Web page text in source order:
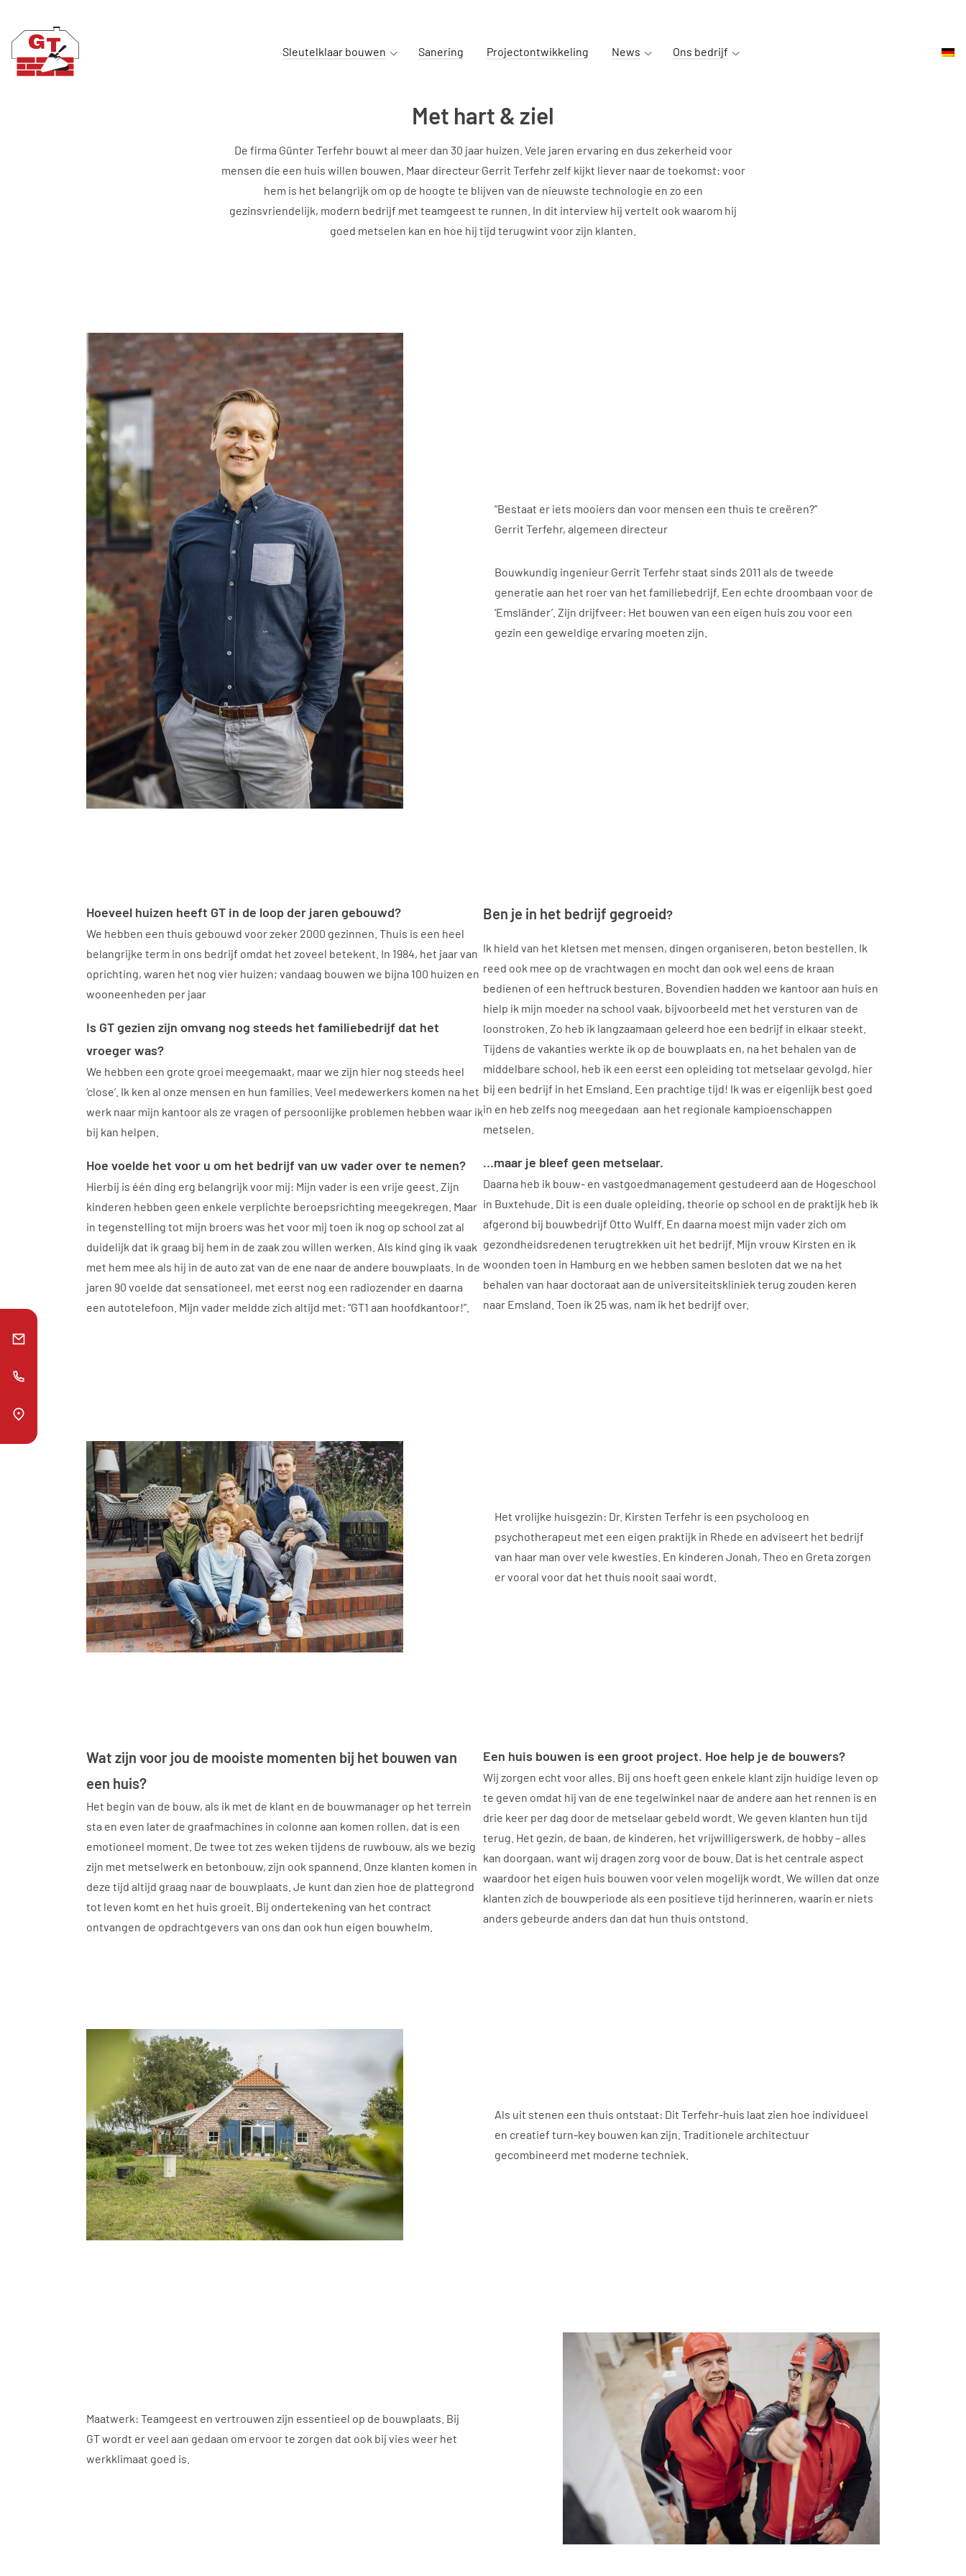
Sleutelklaar bouwen Sanering Projectontwikkeling News Ons bedrijf
Met hart & ziel
De firma Günter Terfehr bouwt al meer dan 30 jaar huizen. Vele jaren ervaring en dus zekerheid voor
mensen die een huis willen bouwen. Maar directeur Gerrit Terfehr zelf kijkt liever naar de toekomst: voor
hem is het belangrijk om op de hoogte te blijven van de nieuwste technologie en zo een
gezinsvriendelijk, modern bedrijf met teamgeest te runnen. In dit interview hij vertelt ook waarom hij
goed metselen kan en hoe hij tijd terugwint voor zijn klanten.
“Bestaat er iets mooiers dan voor mensen een thuis te creëren?”
Gerrit Terfehr, algemeen directeur
Bouwkundig ingenieur Gerrit Terfehr staat sinds 2011 als de tweede
generatie aan het roer van het familiebedrijf. Een echte droombaan voor de
‘Emsländer’. Zijn drijfveer: Het bouwen van een eigen huis zou voor een
gezin een geweldige ervaring moeten zijn.
Hoeveel huizen heeft GT in de loop der jaren gebouwd?
We hebben een thuis gebouwd voor zeker 2000 gezinnen. Thuis is een heel
belangrijke term in ons bedrijf omdat het zoveel betekent. In 1984, het jaar van
oprichting, waren het nog vier huizen; vandaag bouwen we bijna 100 huizen en
wooneenheden per jaar
Is GT gezien zijn omvang nog steeds het familiebedrijf dat het
vroeger was?
We hebben een grote groei meegemaakt, maar we zijn hier nog steeds heel
‘close’. Ik ken al onze mensen en hun families. Veel medewerkers komen na het
werk naar mijn kantoor als ze vragen of persoonlijke problemen hebben waar ik
bij kan helpen.
Hoe voelde het voor u om het bedrijf van uw vader over te nemen?
Hierbij is één ding erg belangrijk voor mij: Mijn vader is een vrije geest. Zijn
kinderen hebben geen enkele verplichte beroepsrichting meegekregen. Maar
in tegenstelling tot mijn broers was het voor mij toen ik nog op school zat al
duidelijk dat ik graag bij hem in de zaak zou willen werken. Als kind ging ik vaak
met hem mee als hij in de auto zat van de ene naar de andere bouwplaats. In de
jaren 90 voelde dat sensationeel, met eerst nog een radiozender en daarna
een autotelefoon. Mijn vader meldde zich altijd met: “GT1 aan hoofdkantoor!”.
Ben je in het bedrijf gegroeid?
Ik hield van het kletsen met mensen, dingen organiseren, beton bestellen. Ik
reed ook mee op de vrachtwagen en mocht dan ook wel eens de kraan
bedienen of een heftruck besturen. Bovendien hadden we kantoor aan huis en
hielp ik mijn moeder na school vaak, bijvoorbeeld met het versturen van de
loonstroken. Zo heb ik langzaamaan geleerd hoe een bedrijf in elkaar steekt.
Tijdens de vakanties werkte ik op de bouwplaats en, na het behalen van de
middelbare school, heb ik een eerst een opleiding tot metselaar gevolgd, hier
bij een bedrijf in het Emsland. Een prachtige tijd! Ik was er eigenlijk best goed
in en heb zelfs nog meegedaan aan het regionale kampioenschappen
metselen.
…maar je bleef geen metselaar.
Daarna heb ik bouw- en vastgoedmanagement gestudeerd aan de Hogeschool
in Buxtehude. Dit is een duale opleiding, theorie op school en de praktijk heb ik
afgerond bij bouwbedrijf Otto Wulff. En daarna moest mijn vader zich om
gezondheidsredenen terugtrekken uit het bedrijf. Mijn vrouw Kirsten en ik
woonden toen in Hamburg en we hebben samen besloten dat we na het
behalen van haar doctoraat aan de universiteitskliniek terug zouden keren
naar Emsland. Toen ik 25 was, nam ik het bedrijf over.
Het vrolijke huisgezin: Dr. Kirsten Terfehr is een psycholoog en
psychotherapeut met een eigen praktijk in Rhede en adviseert het bedrijf
van haar man over vele kwesties. En kinderen Jonah, Theo en Greta zorgen
er vooral voor dat het thuis nooit saai wordt.
Wat zijn voor jou de mooiste momenten bij het bouwen van
een huis?
Het begin van de bouw, als ik met de klant en de bouwmanager op het terrein
sta en even later de graafmachines in colonne aan komen rollen, dat is een
emotioneel moment. De twee tot zes weken tijdens de ruwbouw, als we bezig
zijn met metselwerk en betonbouw, zijn ook spannend. Onze klanten komen in
deze tijd altijd graag naar de bouwplaats. Je kunt dan zien hoe de plattegrond
tot leven komt en het huis groeit. Bij ondertekening van het contract
ontvangen de opdrachtgevers van ons dan ook hun eigen bouwhelm.
Een huis bouwen is een groot project. Hoe help je de bouwers?
Wij zorgen echt voor alles. Bij ons hoeft geen enkele klant zijn huidige leven op
te geven omdat hij van de ene tegelwinkel naar de andere aan het rennen is en
drie keer per dag door de metselaar gebeld wordt. We geven klanten hun tijd
terug. Het gezin, de baan, de kinderen, het vrijwilligerswerk, de hobby – alles
kan doorgaan, want wij dragen zorg voor de bouw. Dat is het centrale aspect
waardoor het eigen huis bouwen voor velen mogelijk wordt. We willen dat onze
klanten zich de bouwperiode als een positieve tijd herinneren, waarin er niets
anders gebeurde anders dan dat hun thuis ontstond.
Als uit stenen een thuis ontstaat: Dit Terfehr-huis laat zien hoe individueel
en creatief turn-key bouwen kan zijn. Traditionele architectuur
gecombineerd met moderne techniek.
Maatwerk: Teamgeest en vertrouwen zijn essentieel op de bouwplaats. Bij
GT wordt er veel aan gedaan om ervoor te zorgen dat ook bij vies weer het
werkklimaat goed is.